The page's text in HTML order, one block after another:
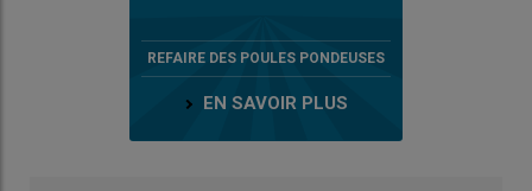
REFAIRE DES POULES PONDEUSES
EN SAVOIR PLUS